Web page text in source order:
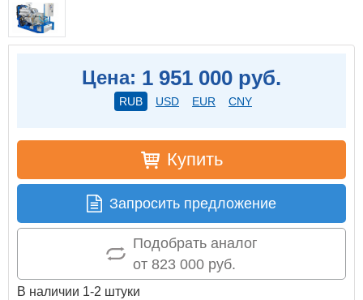
Цена: 1 951 000 руб.
RUB USD EUR CNY
Купить
Запросить предложение
Подобрать аналог
от 823 000 руб.
В наличии 1-2 штуки